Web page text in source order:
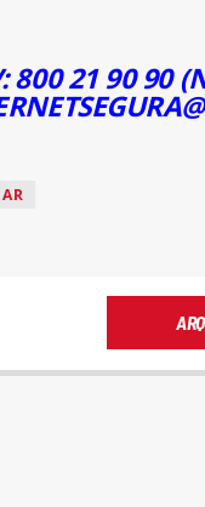
800 21 90 90